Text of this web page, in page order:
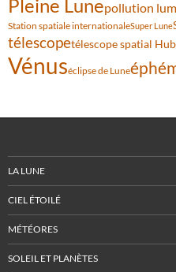
Pleine Lunepollution
Station spatiale internationaleSuper Lune
télescopetélescope spatial
Vénuséclipse de Lune
LA LUNE
CIEL ÉTOILÉ
MÉTÉORES
SOLEIL ET PLANÈTES